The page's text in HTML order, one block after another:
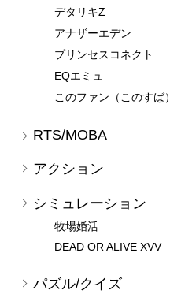
デタリキZ
アナザーエデン
プリンセスコネクト
EQエミュ
このファン（このすば）
RTS/MOBA
アクション
シミュレーション
牧場婚活
DEAD OR ALIVE XVV
パズル/クイズ